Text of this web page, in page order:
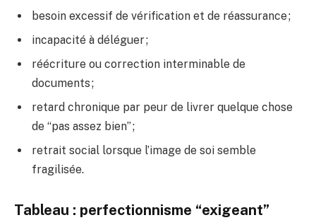
besoin excessif de vérification et de réassurance ;
incapacité à déléguer ;
réécriture ou correction interminable de
documents ;
retard chronique par peur de livrer quelque chose
de “pas assez bien” ;
retrait social lorsque l’image de soi semble
fragilisée.
Tableau : perfectionnisme “exigeant”